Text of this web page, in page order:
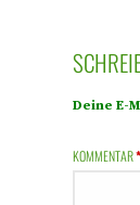
Deine E-
KOMMENTAR*